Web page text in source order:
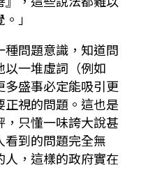
」
種問題意識，知道問
一堆虛詞（例如
多盛事必定能吸引更
視的問題。這也是
只懂一味誇大說甚
到的問題完全無
，這樣的政府實在